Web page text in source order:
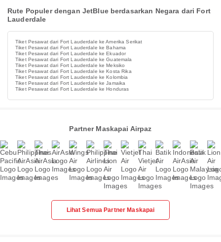
Rute Populer dengan JetBlue berdasarkan Negara dari Fort
Lauderdale
Tiket Pesawat dari Fort Lauderdale ke Amerika Serikat
Tiket Pesawat dari Fort Lauderdale ke Bahama
Tiket Pesawat dari Fort Lauderdale ke Ekuador
Tiket Pesawat dari Fort Lauderdale ke Guatemala
Tiket Pesawat dari Fort Lauderdale ke Meksiko
Tiket Pesawat dari Fort Lauderdale ke Kosta Rika
Tiket Pesawat dari Fort Lauderdale ke Kolombia
Tiket Pesawat dari Fort Lauderdale ke Jamaika
Tiket Pesawat dari Fort Lauderdale ke Honduras
Partner Maskapai Airpaz
Lihat Semua Partner Maskapai